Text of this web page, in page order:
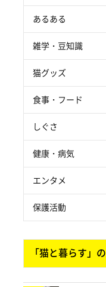
あるある
雑学・豆知識
猫グッズ
食事・フード
しぐさ
健康・病気
エンタメ
保護活動
「猫と暮らす」